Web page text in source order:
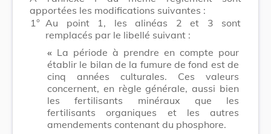
apportées les modifications suivantes :
1° Au point 1, les alinéas 2 et 3 sont
remplacés par le libellé suivant :
« La période à prendre en compte pour
établir le bilan de la fumure de fond est de
cinq années culturales. Ces valeurs
concernent, en règle générale, aussi bien
les fertilisants minéraux que les
fertilisants organiques et les autres
amendements contenant du phosphore.